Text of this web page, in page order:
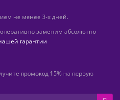
не менее 3-х дней.
заменим абсолютно
гарантии
промокод 15% на первую